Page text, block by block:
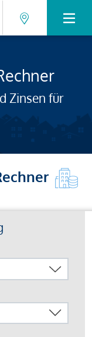
Zinsen für